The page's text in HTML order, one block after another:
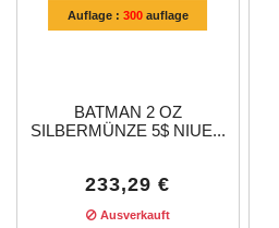
Auflage : 300auflage
BATMAN 2 OZ
SILBERMÜNZE 5$ NIUE...
233,29 €
Ausverkauft